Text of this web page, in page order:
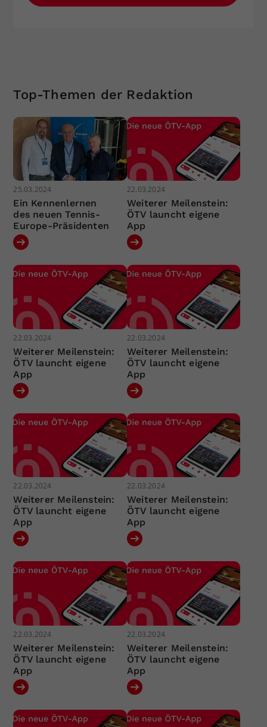
Top-Themen der Redaktion
25.03.2024
Ein Kennenlernen
des neuen Tennis-
Europe-Präsidenten
22.03.2024
Weiterer Meilenstein:
ÖTV launcht eigene
App
22.03.2024
Weiterer Meilenstein:
ÖTV launcht eigene
App
22.03.2024
Weiterer Meilenstein:
ÖTV launcht eigene
App
22.03.2024
Weiterer Meilenstein:
ÖTV launcht eigene
App
22.03.2024
Weiterer Meilenstein:
ÖTV launcht eigene
App
22.03.2024
Weiterer Meilenstein:
ÖTV launcht eigene
App
22.03.2024
Weiterer Meilenstein:
ÖTV launcht eigene
App